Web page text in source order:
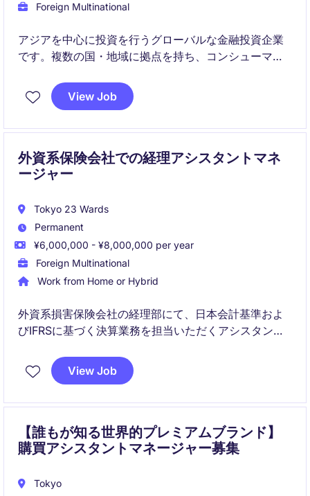
Foreign Multinational
アジアを中心に投資を行うグローバルな金融投資企業
です。複数の国・地域に拠点を持ち、コンシューマー
企業への投資を行っています。
View Job
外資系保険会社での経理アシスタントマネ
ージャー
Tokyo 23 Wards
Permanent
¥6,000,000 - ¥8,000,000 per year
Foreign Multinational
Work from Home or Hybrid
外資系損害保険会社の経理部にて、日本会計基準およ
びIFRSに基づく決算業務を担当いただくアシスタント
ティングを通じて、業界未経験であっても保険業界に
関する知見も深めていただけます。
View Job
【誰もが知る世界的プレミアムブランド】
購買アシスタントマネージャー募集
Tokyo